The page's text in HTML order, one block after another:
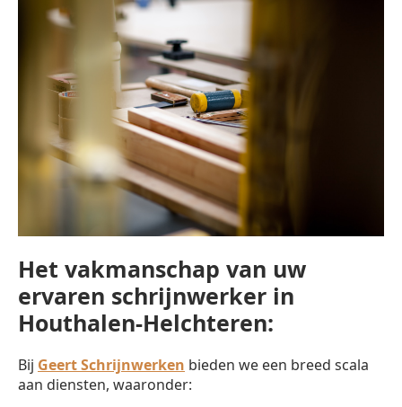
Het vakmanschap van uw
ervaren schrijnwerker in
Houthalen-Helchteren:
Bij Geert Schrijnwerken bieden we een breed scala
aan diensten, waaronder: